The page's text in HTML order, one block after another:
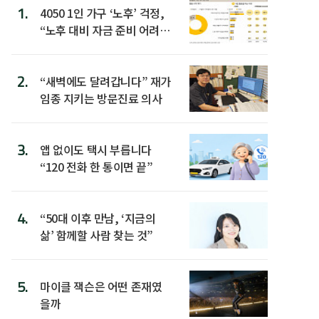
1.
4050 1인 가구 ‘노후’ 걱정,
“노후 대비 자금 준비 어려
2.
“새벽에도 달려갑니다” 재가
임종 지키는 방문진료 의사
3.
앱 없이도 택시 부릅니다
“120 전화 한 통이면 끝”
4.
“50대 이후 만남, ‘지금의
삶’ 함께할 사람 찾는 것”
5.
마이클 잭슨은 어떤 존재였
을까